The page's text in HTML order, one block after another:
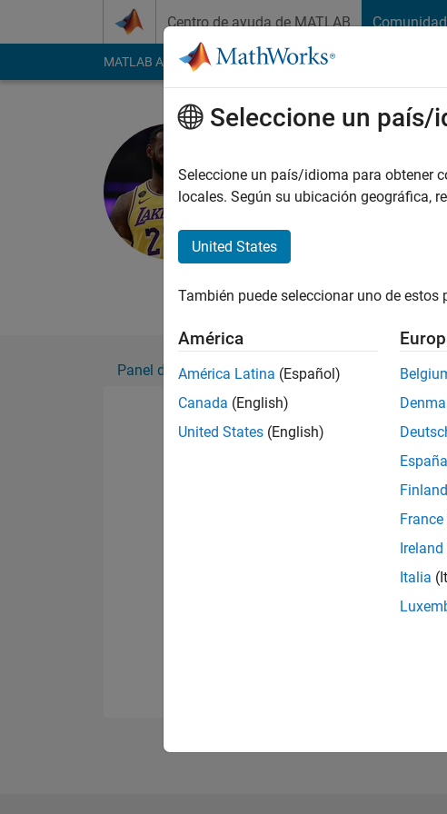
Centro de ayuda de MATLAB
MATLAB Answers File Exchange Cody
Prasanth
MathWorks
Followers:
Panel de control Insignias Aprobaciones
Seleccione un país/
Seleccione un país/idioma para obtener
locales. Según su ubicación geográfica,
United States
También puede seleccionar uno de estos
América
América Latina (Español)
Canada (English)
United States (English)
España
Finland
France
Ireland
Italia